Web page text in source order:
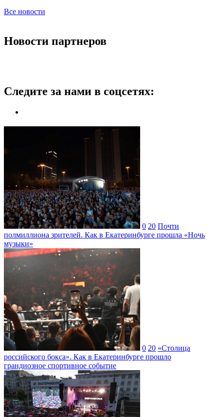
Все новости
Новости партнеров
Следите за нами в соцсетях:
0 20 Почти
полмиллиона зрителей. Как в Екатеринбурге прошла «Ночь
музыки»
0 20 «Столица
российского бокса». Как в Екатеринбурге прошло
грандиозное спортивное событие